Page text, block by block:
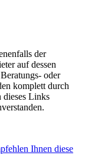
der
auf dessen
oder
komplett durch
dieses Links
Ihnen diese